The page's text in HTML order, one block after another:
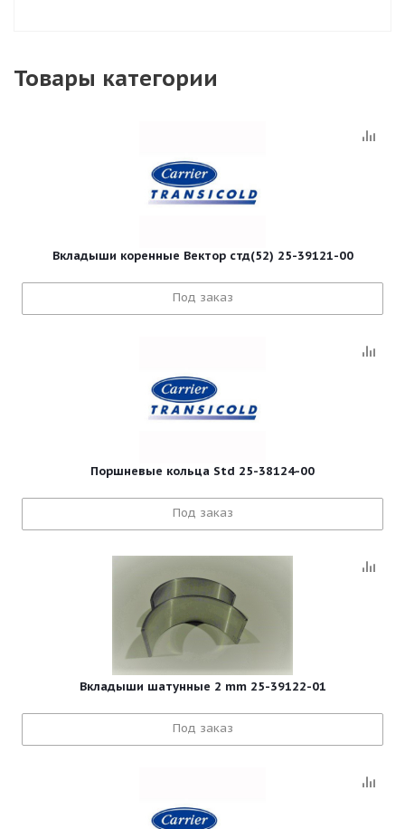
Товары категории
Вкладыши коренные Вектор стд(52) 25-39121-00
Под заказ
Поршневые кольца Std 25-38124-00
Под заказ
Вкладыши шатунные 2 mm 25-39122-01
Под заказ